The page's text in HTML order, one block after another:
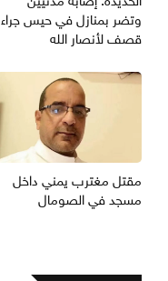
وتضر بمنازل في حيس جراء
قصف لأنصار الله
مقتل مغترب يمني داخل
مسجد في الصومال